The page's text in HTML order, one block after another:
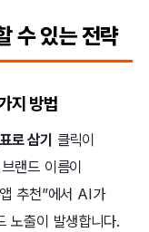
수 있는 전략
지 방법
로 삼기 클릭이
드 이름이
추천”에서 AI가
노출이 발생합니다.